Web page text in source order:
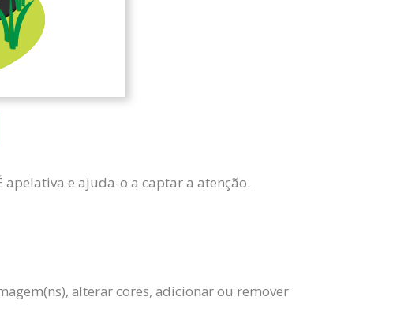
e ajuda-o a captar a atenção.
alterar cores, adicionar ou remover